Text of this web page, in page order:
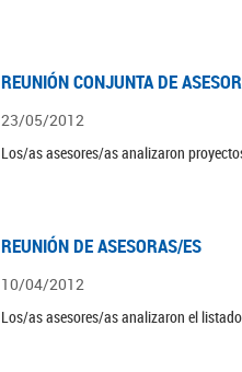
REUNIÓN CONJUNTA DE
23/05/2012
Los/as asesores/as analizaron
REUNIÓN DE ASESORAS/ES
10/04/2012
Los/as asesores/as analizaron el